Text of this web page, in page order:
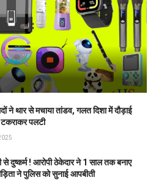
ने थार से मचाया तांडव, गलत दिशा में दौड़ाई
टकराकर पलटी
से दुष्कर्म ! आरोपी ठेकेदार ने 1 साल तक बनाए
ने पुलिस को सुनाई आपबीती